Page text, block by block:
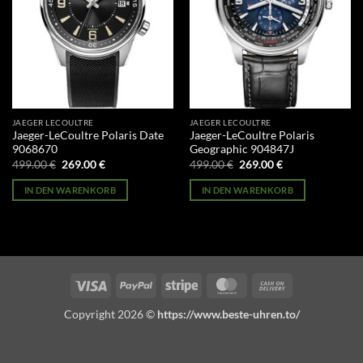
JAEGER LECOULTRE
Jaeger-LeCoultre Polaris Date
9068670
499.00€ Ursprünglicher
war:
499.00 €
269.00€Aktueller
ist:
269.00 €.
IN DEN WARENKORB
JAEGER LECOULTRE
Jaeger-LeCoultre Polaris
Geographic 904847J
499.00€ Ursprünglicher
war:
499.00 €
269.00€Aktueller
ist:
269.00 €.
IN DEN WARENKORB
Visa PayPal Stripe MasterCard
Delivery
Copyright 2026 © https://www.beste-uhren.to/